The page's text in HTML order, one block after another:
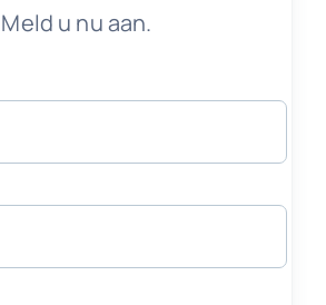
Meld u nu aan.